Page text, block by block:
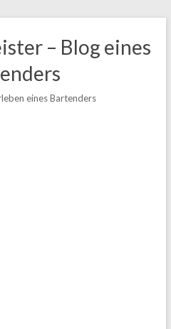
– Blog eines
eines Bartenders